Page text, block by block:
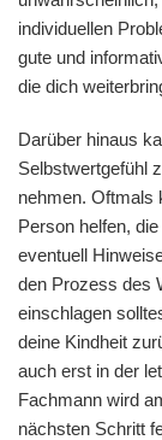
individuellen
gute und
die dich
Darüber hinaus
Selbstwertgefühl
nehmen. Oftmals
Person helfen,
eventuell
den Prozess des
einschlagen
deine Kindheit
auch erst in der
Fachmann wird
nächsten Schritt